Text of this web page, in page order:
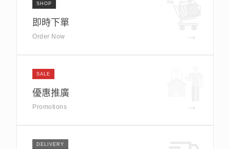
SHOP
即時下單
Order Now →
SALE
優惠推廣
Promotions →
DELIVERY